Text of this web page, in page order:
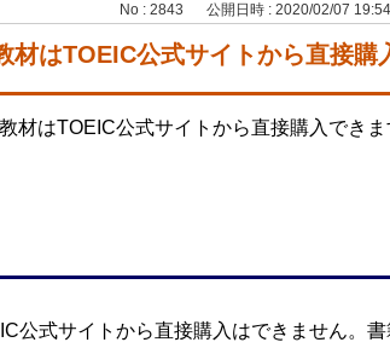
No : 2843 公開日時 : 2020/02/07 19:54
材はTOEIC公式サイトから直接購
材はTOEIC公式サイトから直接購入できま
公式サイトから直接購入はできません。